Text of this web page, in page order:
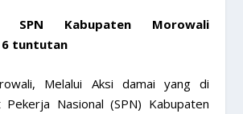
SPN Kabupaten Morowali
6 tuntutan
Melalui Aksi damai yang di
Pekerja Nasional (SPN) Kabupaten